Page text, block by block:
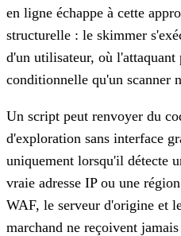
en ligne échappe à cette
structurelle : le skimmer
d'un utilisateur, où
conditionnelle qu'un scanner
Un script peut renvoyer du
d'exploration sans interface
uniquement lorsqu'il détecte
vraie adresse IP ou une
WAF, le serveur d'origine et
marchand ne reçoivent